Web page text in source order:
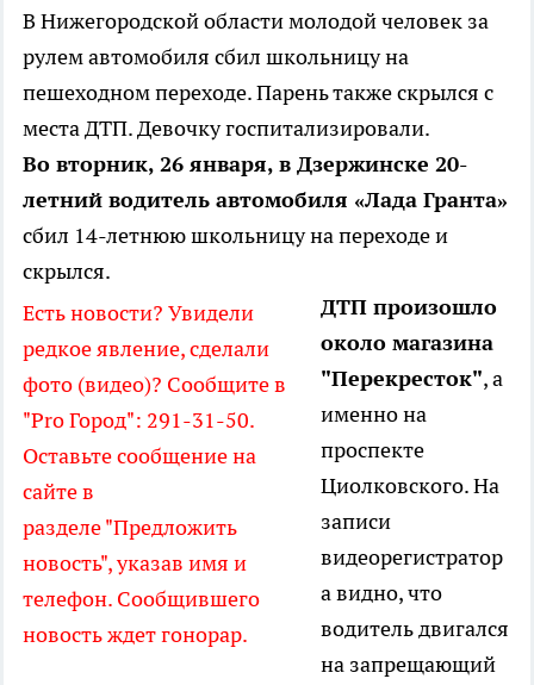
В Нижегородской области молодой человек за
рулем автомобиля сбил школьницу на
пешеходном переходе. Парень также скрылся с
места ДТП. Девочку госпитализировали.
Во вторник, 26 января, в Дзержинске 20-
летний водитель автомобиля «Лада Гранта»
сбил 14-летнюю школьницу на переходе и
скрылся.
Есть новости? Увидели
редкое явление, сделали
фото (видео)? Сообщите в
"Pro Город": 291-31-50.
Оставьте сообщение на
сайте в
разделе "Предложить
новость", указав имя и
телефон. Сообщившего
новость ждет гонорар.
ДТП произошло
около магазина
"Перекресток", а
именно на
проспекте
Циолковского. На
записи
видеорегистратор
а видно, что
водитель двигался
на запрещающий